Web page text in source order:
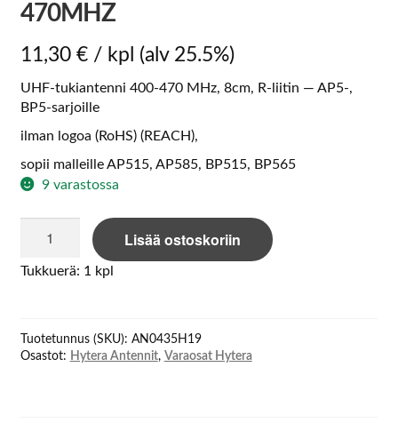
470MHZ
11,30 €/ kpl (alv 25.5%)
UHF-tukiantenni 400-470 MHz, 8cm, R-liitin — AP5-,
BP5-sarjoille
ilman logoa (RoHS) (REACH),
sopii malleille AP515, AP585, BP515, BP565
9 varastossa
AN0435H19
UHF
470MHz
määrä
Lisää ostoskoriin
Tukkuerä: 1 kpl
Tuotetunnus (SKU): AN0435H19
Osastot: Hytera Antennit, Varaosat Hytera